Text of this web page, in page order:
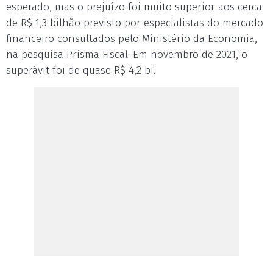
esperado, mas o prejuízo foi muito superior aos cerca
de R$ 1,3 bilhão previsto por especialistas do mercado
financeiro consultados pelo Ministério da Economia,
na pesquisa Prisma Fiscal. Em novembro de 2021, o
superávit foi de quase R$ 4,2 bi.